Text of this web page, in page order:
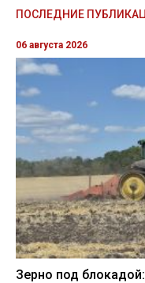
ПОСЛЕДНИЕ
06 августа 2026
Зерно под